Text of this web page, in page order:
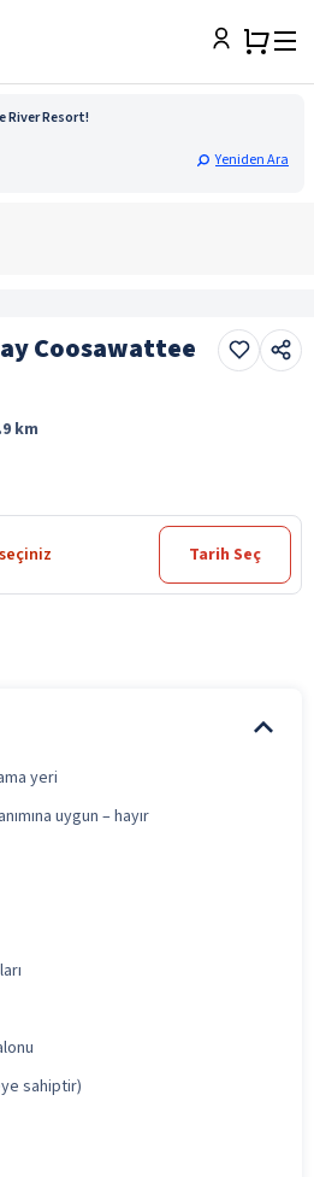
River Resort!
Yeniden Ara
Coosawattee
km
Tarih Seç
yeri
uygun – hayır
sahiptir)